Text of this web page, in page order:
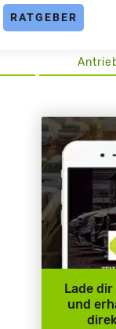
RATGEBER
Lade
und